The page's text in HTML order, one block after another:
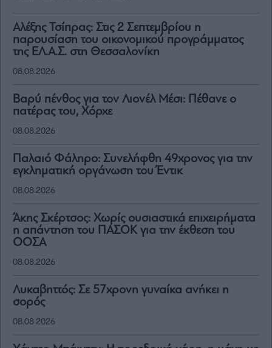
Αλέξης Τσίπρας: Στις 2 Σεπτεμβρίου η
παρουσίαση του οικονομικού προγράμματος
της ΕΛ.Α.Σ. στη Θεσσαλονίκη
08.08.2026
Βαρύ πένθος για τον Λιονέλ Μέσι: Πέθανε ο
πατέρας του, Χόρχε
08.08.2026
Παλαιό Φάληρο: Συνελήφθη 49χρονος για την
εγκληματική οργάνωση του Έντικ
08.08.2026
Άκης Σκέρτσος: Χωρίς ουσιαστικά επιχειρήματα
η απάντηση του ΠΑΣΟΚ για την έκθεση του
ΟΟΣΑ
08.08.2026
Λυκαβηττός: Σε 57χρονη γυναίκα ανήκει η
σορός
08.08.2026